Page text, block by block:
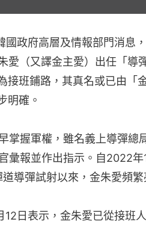
國政府高層及情報部門消息
愛（又譯金主愛）出任「導
接班鋪路，其真名或已由「
明確。
掌握軍權，雖名義上導彈總
彙報並作出指示。自2022年
導彈試射以來，金朱愛頻繁
日表示，金朱愛已從接班